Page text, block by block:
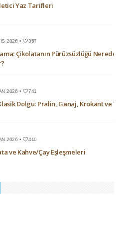
Yaz Tarifleri
2026 • 357
Çikolatanın Pürüzsüzlüğü Nerede
2026 • 741
Dolgu: Pralin, Ganaj, Krokant ve
2026 • 410
ve Kahve/Çay Eşleşmeleri